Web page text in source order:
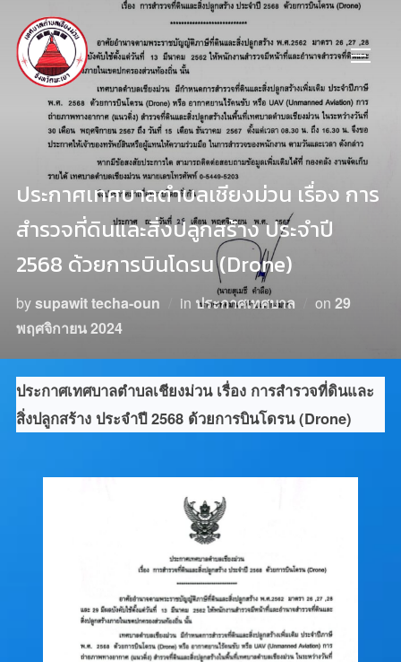
ประกาศเทศบาลตำบลเชียงม่วน เรื่อง การ
สำรวจที่ดินและสิ่งปลูกสร้าง ประจำปี
2568 ด้วยการบินโดรน (Drone)
bysupawit techa-oun in ประกาศเทศบาล on 29
พฤศจิกายน 2024
ประกาศเทศบาลตำบลเชียงม่วน เรื่อง การสำรวจที่ดินและ
สิ่งปลูกสร้าง ประจำปี 2568 ด้วยการบินโดรน (Drone)